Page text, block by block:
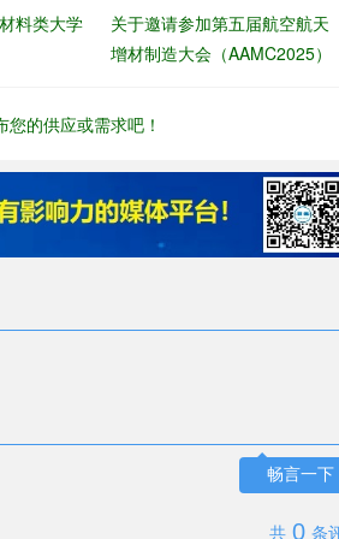
料类大学
关于邀请参加第五届航空航天
增材制造大会（AAMC2025）
您的供应或需求吧！
畅言一下
共 0 条